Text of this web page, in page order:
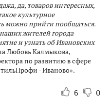
да, товаров интересных,
культурное
можно прийти пообщаться.
жителей города
и узнать об Ивановских
Любовь Калмыкова,
по развитию в сфере
- Иваново».
6 0